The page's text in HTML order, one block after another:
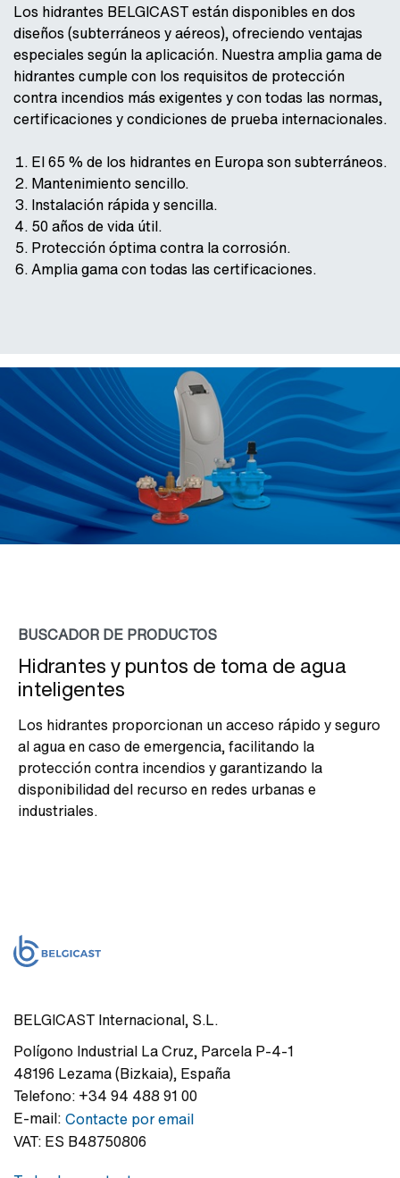
Los hidrantes BELGICAST están disponibles en dos
diseños (subterráneos y aéreos), ofreciendo ventajas
especiales según la aplicación. Nuestra amplia gama de
hidrantes cumple con los requisitos de protección
contra incendios más exigentes y con todas las normas,
certificaciones y condiciones de prueba internacionales.
El 65 % de los hidrantes en Europa son subterráneos.
Mantenimiento sencillo.
Instalación rápida y sencilla.
50 años de vida útil.
Protección óptima contra la corrosión.
Amplia gama con todas las certificaciones.
BUSCADOR DE PRODUCTOS
Hidrantes y puntos de toma de agua
inteligentes
Los hidrantes proporcionan un acceso rápido y seguro
al agua en caso de emergencia, facilitando la
protección contra incendios y garantizando la
disponibilidad del recurso en redes urbanas e
industriales.
BELGICAST Internacional, S.L.
Polígono Industrial La Cruz, Parcela P-4-1
48196 Lezama (Bizkaia), España
Telefono: +34 94 488 91 00
E-mail: Contacte por email
VAT: ES B48750806